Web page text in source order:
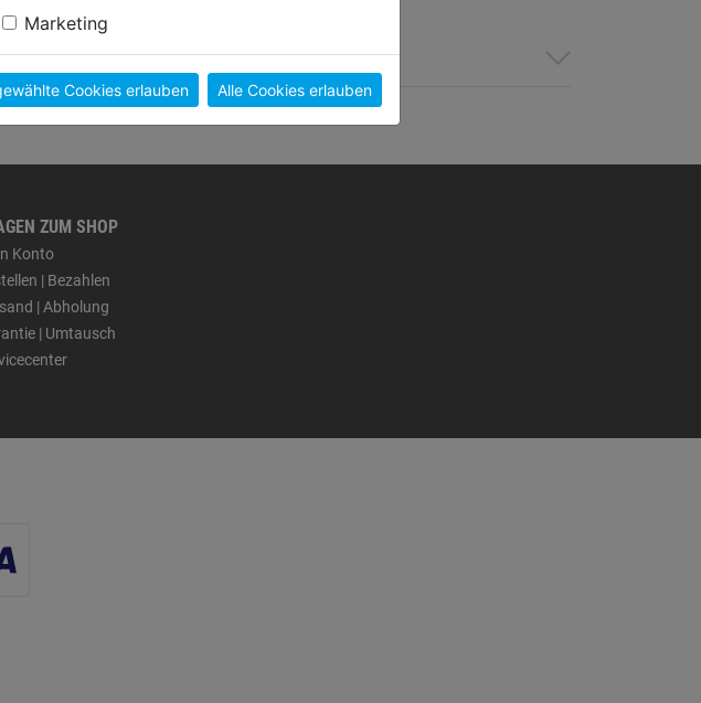
ZUM SHOP
Konto
| Bezahlen
| Abholung
| Umtausch
Marketing
Cookies erlauben Alle Cookies erlauben